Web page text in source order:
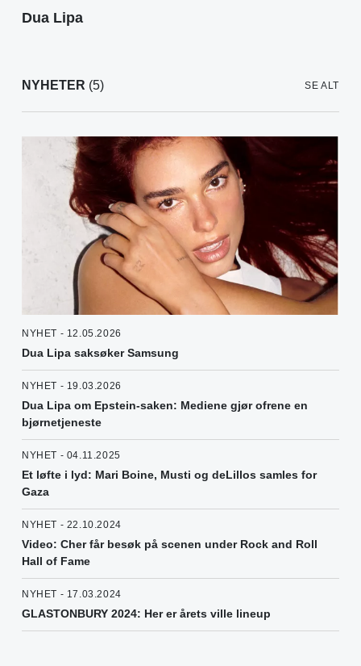
Dua Lipa
NYHETER (5) SE ALT
NYHET - 12.05.2026
Dua Lipa saksøker Samsung
NYHET - 19.03.2026
Dua Lipa om Epstein-saken: Mediene gjør ofrene en
bjørnetjeneste
NYHET - 04.11.2025
Et løfte i lyd: Mari Boine, Musti og deLillos samles for
Gaza
NYHET - 22.10.2024
Video: Cher får besøk på scenen under Rock and Roll
Hall of Fame
NYHET - 17.03.2024
GLASTONBURY 2024: Her er årets ville lineup